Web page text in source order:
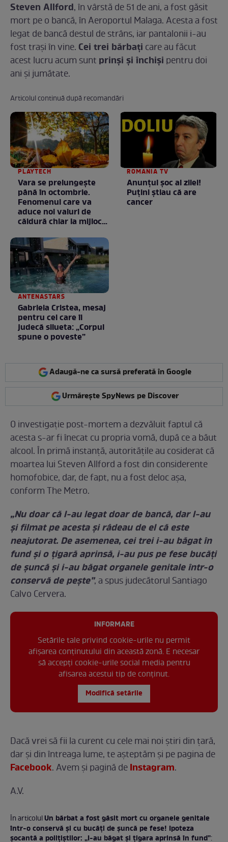
Steven Allford, în vârstă de 51 de ani, a fost găsit
mort pe o bancă, în Aeroportul Malaga. Acesta a fost
legat de bancă destul de strâns, iar pantalonii i-au
fost traşi în vine. Cei trei bărbaţi care au făcut
acest lucru acum sunt prinşi şi închişi pentru doi
ani şi jumătate.
Articolul continuă după recomandări
PLAYTECH
Vara se prelungeşte
până în octombrie.
Fenomenul care va
aduce noi valuri de
căldură chiar la mijlocul
ROMANIA TV
Anunţul şoc al zilei!
Puţini ştiau că are
cancer
ANTENASTARS
Gabriela Cristea, mesaj
pentru cei care îi
judecă silueta: „Corpul
spune o poveste”
Adaugă-ne ca sursă preferată în Google
Urmărește SpyNews pe Discover
O investigaţie post-mortem a dezvăluit faptul că
acesta s-ar fi înecat cu propria vomă, după ce a băut
alcool. În primă instanţă, autorităţile au cosiderat că
moartea lui Steven Allford a fost din considerente
homofobice, dar, de fapt, nu a fost deloc aşa,
conform The Metro.
„Nu doar că l-au legat doar de bancă, dar l-au
şi filmat pe acesta şi râdeau de el că este
neajutorat. De asemenea, cei trei i-au băgat în
fund şi o ţigară aprinsă, i-au pus pe fese bucăţi
de şuncă şi i-au băgat organele genitale într-o
conservă de peşte”, a spus judecătorul Santiago
Calvo Cervera.
INFORMARE
Setările tale privind cookie-urile nu permit
afișarea conținutului din această zonă. E necesar
să accepți cookie-urile social media pentru
afisarea acestui tip de conținut.
Modifică setările
Dacă vrei să fii la curent cu cele mai noi ştiri din ţară,
dar şi din întreaga lume, te așteptăm și pe pagina de
Facebook. Avem şi pagină deInstagram.
A.V.
În articolulUn bărbat a fost găsit mort cu organele genitale
într-o conservă şi cu bucăţi de şuncă pe fese! Ipoteza
şocantă a poliţiştilor: „I-au băgat şi ţigara aprinsă în fund”: